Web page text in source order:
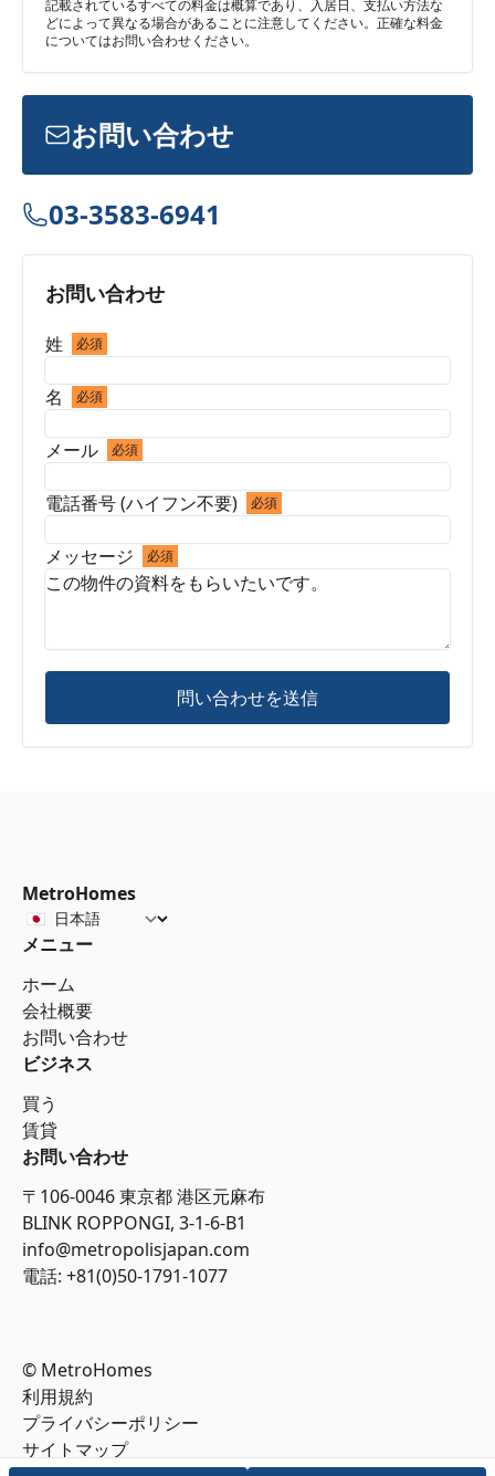
記載されているすべての料金は概算であり、入居日、支払い方法な
どによって異なる場合があることに注意してください。正確な料金
についてはお問い合わせください。
お問い合わせ
03-3583-6941
お問い合わせ
姓 必須
名 必須
メール 必須
電話番号 (ハイフン不要) 必須
メッセージ 必須
問い合わせを送信
MetroHomes
メニュー
ホーム
会社概要
お問い合わせ
ビジネス
買う
賃貸
お問い合わせ
〒106-0046 東京都 港区元麻布
BLINK ROPPONGI, 3-1-6-B1
info@metropolisjapan.com
電話: +81(0)50-1791-1077
© MetroHomes
利用規約
プライバシーポリシー
サイトマップ